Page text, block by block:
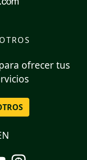
ofrecer tus